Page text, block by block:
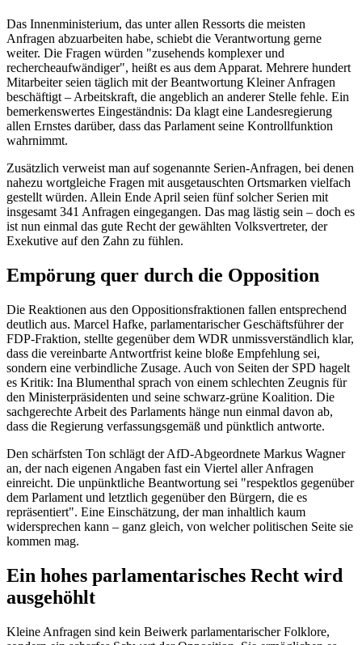
Das Innenministerium, das unter allen Ressorts die meisten
Anfragen abzuarbeiten habe, schiebt die Verantwortung gerne
weiter. Die Fragen würden "zusehends komplexer und
rechercheaufwändiger", heißt es aus dem Apparat. Mehrere hundert
Mitarbeiter seien täglich mit der Beantwortung Kleiner Anfragen
beschäftigt – Arbeitskraft, die angeblich an anderer Stelle fehle. Ein
bemerkenswertes Eingeständnis: Da klagt eine Landesregierung
allen Ernstes darüber, dass das Parlament seine Kontrollfunktion
wahrnimmt.
Zusätzlich verweist man auf sogenannte Serien-Anfragen, bei denen
nahezu wortgleiche Fragen mit ausgetauschten Ortsmarken vielfach
gestellt würden. Allein Ende April seien fünf solcher Serien mit
insgesamt 341 Anfragen eingegangen. Das mag lästig sein – doch es
ist nun einmal das gute Recht der gewählten Volksvertreter, der
Exekutive auf den Zahn zu fühlen.
Empörung quer durch die Opposition
Die Reaktionen aus den Oppositionsfraktionen fallen entsprechend
deutlich aus. Marcel Hafke, parlamentarischer Geschäftsführer der
FDP-Fraktion, stellte gegenüber dem WDR unmissverständlich klar,
dass die vereinbarte Antwortfrist keine bloße Empfehlung sei,
sondern eine verbindliche Zusage. Auch von Seiten der SPD hagelt
es Kritik: Ina Blumenthal sprach von einem schlechten Zeugnis für
den Ministerpräsidenten und seine schwarz-grüne Koalition. Die
sachgerechte Arbeit des Parlaments hänge nun einmal davon ab,
dass die Regierung verfassungsgemäß und pünktlich antworte.
Den schärfsten Ton schlägt der AfD-Abgeordnete Markus Wagner
an, der nach eigenen Angaben fast ein Viertel aller Anfragen
einreicht. Die unpünktliche Beantwortung sei "respektlos gegenüber
dem Parlament und letztlich gegenüber den Bürgern, die es
repräsentiert". Eine Einschätzung, der man inhaltlich kaum
widersprechen kann – ganz gleich, von welcher politischen Seite sie
kommen mag.
Ein hohes parlamentarisches Recht wird
ausgehöhlt
Kleine Anfragen sind kein Beiwerk parlamentarischer Folklore,